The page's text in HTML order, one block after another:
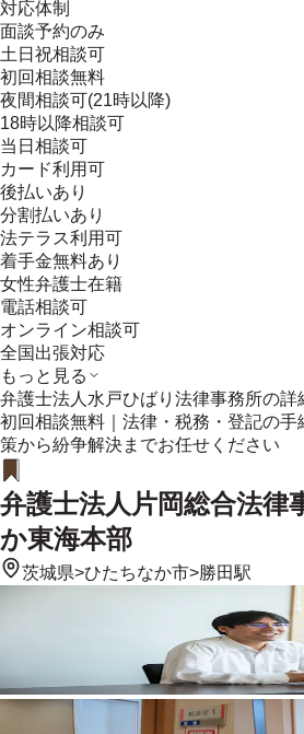
対応体制
面談予約のみ
土日祝相談可
初回相談無料
夜間相談可(21時以降)
18時以降相談可
当日相談可
カード利用可
後払いあり
分割払いあり
法テラス利用可
着手金無料あり
女性弁護士在籍
電話相談可
オンライン相談可
全国出張対応
もっと見る
弁護士法人水戸ひばり法律事務所の詳
初回相談無料｜法律・税務・登記の
策から紛争解決までお任せください
弁護士法人片岡総合法律
か東海本部
茨城県>ひたちなか市>勝田駅